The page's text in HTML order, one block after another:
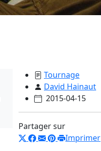
Tournage
David Hainaut
2015-04-15
Partager sur
Imprimer